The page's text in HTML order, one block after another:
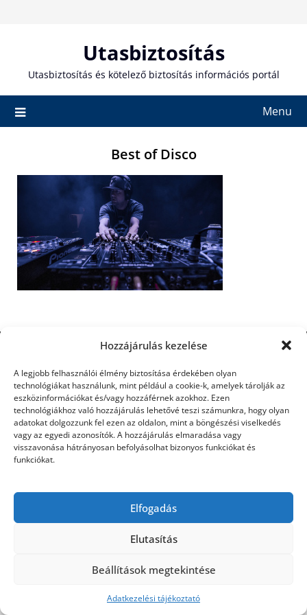
Hozzájárulás kezelése
A legjobb felhasználói élmény biztosítása érdekében olyan
technológiákat használunk, mint például a cookie-k, amelyek tárolják az
eszközinformációkat és/vagy hozzáférnek azokhoz. Ezen
technológiákhoz való hozzájárulás lehetővé teszi számunkra, hogy olyan
adatokat dolgozzunk fel ezen az oldalon, mint a böngészési viselkedés
vagy az egyedi azonosítók. A hozzájárulás elmaradása vagy
visszavonása hátrányosan befolyásolhat bizonyos funkciókat és
funkciókat.
Elfogadás
Elutasítás
Beállítások megtekintése
Adatkezelési tájékoztató
Utasbiztosítás
Utasbiztosítás és kötelező biztosítás információs portál
Menu
Best of Disco
©2026 Utasbiztosítás| Design:Newspaperly